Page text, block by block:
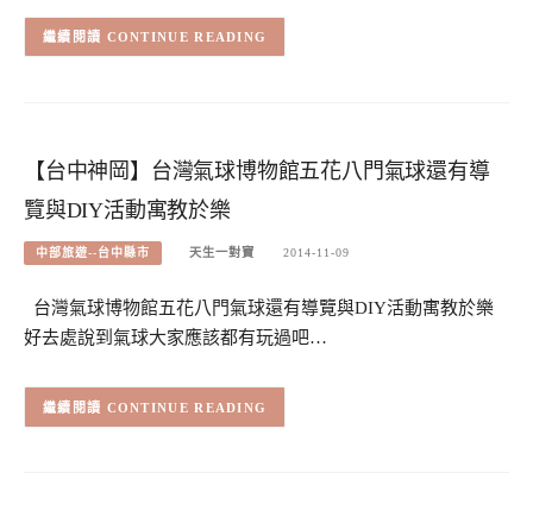
CONTINUE READING
【台中神岡】台灣氣球博物館五花八門氣球還有導
覽與DIY活動寓教於樂
中部旅遊--台中縣市 天生一對寶 2014-11-09
台灣氣球博物館五花八門氣球還有導覽與DIY活動寓教於樂
好去處說到氣球大家應該都有玩過吧…
CONTINUE READING